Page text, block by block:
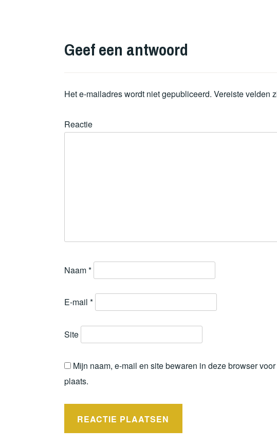
Geef een antwoord
Het e-mailadres wordt niet gepubliceerd. Vereiste velden
Reactie
Naam*
E-mail *
Site
Mijn naam, e-mail en site bewaren in deze browser
plaats.